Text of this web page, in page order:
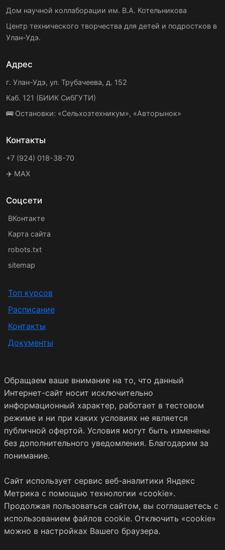
Дом научной коллаборации им. В.А. Котельникова
Центр технического творчества для детей и подростков в
Улан-Удэ.
Адрес
г. Улан-Удэ, ул. Трубачеева, д. 152
Каб. 121 (БИИК СибГУТИ)
🚌 Остановки: «Сельхозтехникум», «Авторынок»
Контакты
+7 (924) 018-38-70
✈️ MAX
Соцсети
ВКонтакте
Карта сайта
robots.txt
sitemap
Топ курсов
Расписание
Контакты
Документы
Обращаем ваше внимание на то, что данный
Интернет-сайт носит исключительно
информационный характер, работает в тестовом
режиме и ни при каких условиях не является
публичной офертой. Условия могут быть изменены
без дополнительного уведомления. Благодарим за
понимание.
Сайт использует сервис веб-аналитики Яндекс
Метрика с помощью технологии «cookie».
Продолжая пользоваться сайтом, вы соглашаетесь с
использованием файлов cookie. Отключить «cookie»
можно в настройках Вашего браузера.